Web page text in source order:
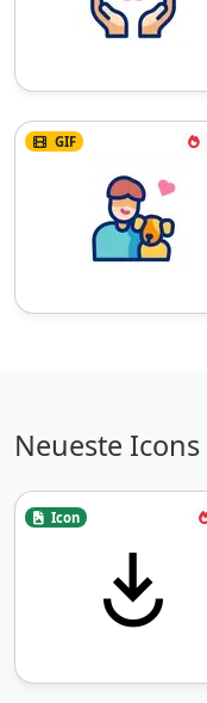
GIF
Neueste Icons
Icon